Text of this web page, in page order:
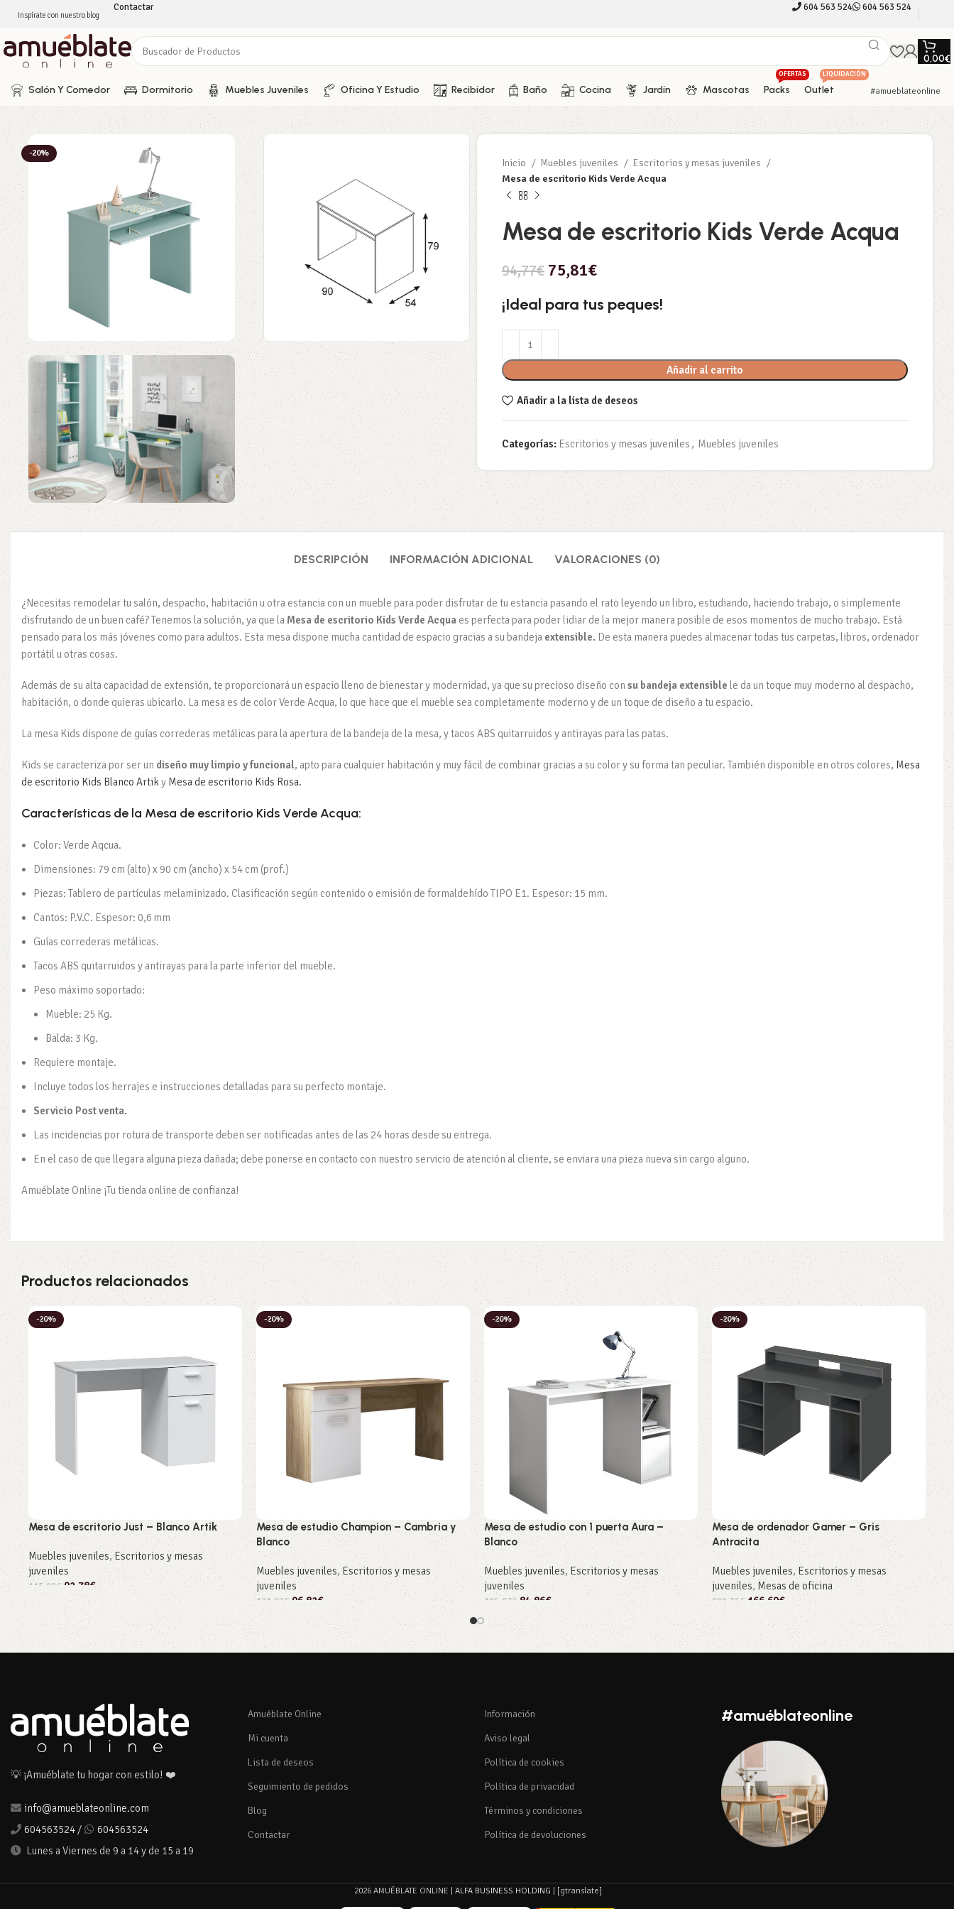
Inspírate con nuestro blog
Contactar 604 563 524 604 563 524
0,00€
Salón Y Comedor Dormitorio Muebles Juveniles Oficina Y Estudio Recibidor Baño Cocina Jardín Mascotas Packs
OFERTAS
Outlet
LIQUIDACIÓN
#amueblateonline
-20%
Inicio Muebles juveniles
Escritorios y mesas juveniles
Mesa de escritorio Kids Verde Acqua
Mesa de escritorio Kids Verde Acqua
94,77€ 75,81€
¡Ideal para tus peques!
Añadir al carrito
Añadir a la lista de deseos
Categorías: Escritorios y mesas juveniles , Muebles juveniles
DESCRIPCIÓN INFORMACIÓN ADICIONAL VALORACIONES (0)
¿Necesitas remodelar tu salón, despacho, habitación u otra estancia con un mueble para poder disfrutar de tu estancia pasando el rato leyendo un libro, estudiando, haciendo trabajo, o simplemente
disfrutando de un buen café? Tenemos la solución, ya que la Mesa de escritorio Kids Verde Acqua es perfecta para poder lidiar de la mejor manera posible de esos momentos de mucho trabajo. Está
pensado para los más jóvenes como para adultos. Esta mesa dispone mucha cantidad de espacio gracias a su bandeja extensible. De esta manera puedes almacenar todas tus carpetas, libros, ordenador
portátil u otras cosas.
Además de su alta capacidad de extensión, te proporcionará un espacio lleno de bienestar y modernidad, ya que su precioso diseño con su bandeja extensible le da un toque muy moderno al despacho,
habitación, o donde quieras ubicarlo. La mesa es de color Verde Acqua, lo que hace que el mueble sea completamente moderno y de un toque de diseño a tu espacio.
La mesa Kids dispone de guías correderas metálicas para la apertura de la bandeja de la mesa, y tacos ABS quitarruidos y antirayas para las patas.
Kids se caracteriza por ser un diseño muy limpio y funcional, apto para cualquier habitación y muy fácil de combinar gracias a su color y su forma tan peculiar. También disponible en otros colores, Mesa
de escritorio Kids Blanco Artiky Mesa de escritorio Kids Rosa.
Características de la Mesa de escritorio Kids Verde Acqua:
Color: Verde Aqcua.
Dimensiones: 79 cm (alto) x 90 cm (ancho) x 54 cm (prof.)
Piezas: Tablero de partículas melaminizado. Clasificación según contenido o emisión de formaldehído TIPO E1. Espesor: 15 mm.
Cantos: P.V.C. Espesor: 0,6 mm
Guías correderas metálicas.
Tacos ABS quitarruidos y antirayas para la parte inferior del mueble.
Peso máximo soportado:
Mueble: 25 Kg.
Balda: 3 Kg.
Requiere montaje.
Incluye todos los herrajes e instrucciones detalladas para su perfecto montaje.
Servicio Post venta.
Las incidencias por rotura de transporte deben ser notificadas antes de las 24 horas desde su entrega.
En el caso de que llegara alguna pieza dañada; debe ponerse en contacto con nuestro servicio de atención al cliente, se enviara una pieza nueva sin cargo alguno.
Amuéblate Online ¡Tu tienda online de confianza!
Productos relacionados
-20%
Mesa de escritorio Just – Blanco Artik
Muebles juveniles,Escritorios y mesas
juveniles
115,98€ 92,78€
Añadir al carrito
-20%
Mesa de estudio Champion – Cambria y
Blanco
Muebles juveniles, Escritorios y mesas
juveniles
121,02€ 96,82€
Añadir al carrito
-20%
Mesa de estudio con 1 puerta Aura –
Blanco
Muebles juveniles, Escritorios y mesas
juveniles
106,07€ 84,86€
Añadir al carrito
-20%
Mesa de ordenador Gamer – Gris
Antracita
Muebles juveniles, Escritorios y mesas
juveniles, Mesas de oficina
208,36€ 166,69€
Añadir al carrito
💡 ¡Amuéblate tu hogar con estilo! ❤️
info@amueblateonline.com
604563524 /
604563524
Lunes a Viernes de 9 a 14 y de 15 a 19
Amuéblate Online
Mi cuenta
Lista de deseos
Seguimiento de pedidos
Blog
Contactar
Información
Aviso legal
Política de cookies
Política de privacidad
Términos y condiciones
Política de devoluciones
#amuéblateonline
2026 AMUÉBLATE ONLINE | ALFA BUSINESS HOLDING | [gtranslate]